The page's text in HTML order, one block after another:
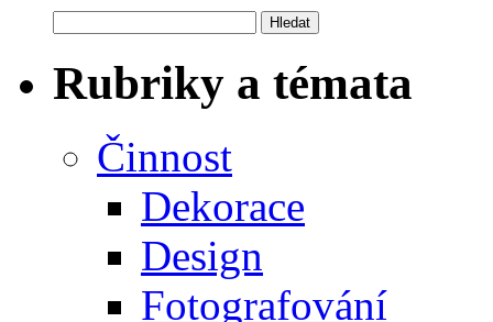
Rubriky a témata
Činnost
Dekorace
Design
Fotografování